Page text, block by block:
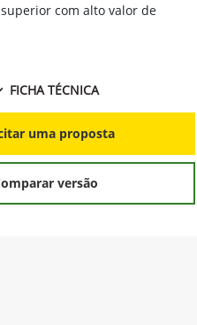
com alto valor de
FICHA TÉCNICA
uma proposta
versão